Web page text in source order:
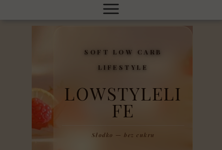
SOFT LOW CARB
LIFESTYLE
LOWSTYLELI
FE
Słodko — bez cukru